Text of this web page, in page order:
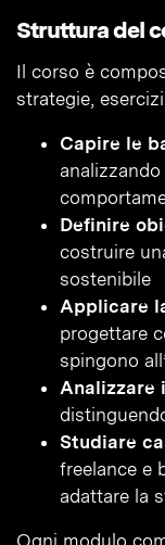
Struttura del
Il corso è
strategie,
Capire le
Definire
costruire
sostenibile
Applicare
progettare
spingono
Analizzare
Studiare
freelance e
adattare la